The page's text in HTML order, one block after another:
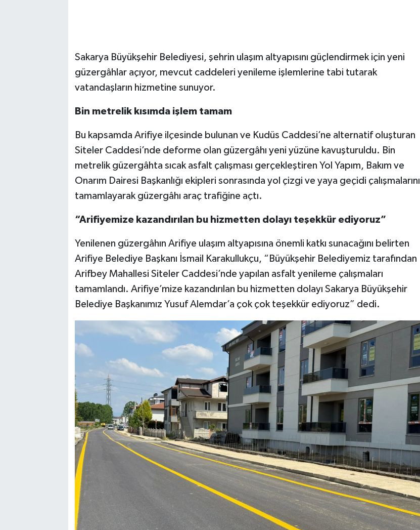
Sakarya Büyükşehir Belediyesi, şehrin ulaşım altyapısını güçlendirmek için yeni
güzergâhlar açıyor, mevcut caddeleri yenileme işlemlerine tabi tutarak
vatandaşların hizmetine sunuyor.
Bin metrelik kısımda işlem tamam
Bu kapsamda Arifiye ilçesinde bulunan ve Kudüs Caddesi’ne alternatif oluşturan
Siteler Caddesi’nde deforme olan güzergâhı yeni yüzüne kavuşturuldu. Bin
metrelik güzergâhta sıcak asfalt çalışması gerçekleştiren Yol Yapım, Bakım ve
Onarım Dairesi Başkanlığı ekipleri sonrasında yol çizgi ve yaya geçidi çalışmalarını
tamamlayarak güzergâhı araç trafiğine açtı.
“Arifiyemize kazandırılan bu hizmetten dolayı teşekkür ediyoruz”
Yenilenen güzergâhın Arifiye ulaşım altyapısına önemli katkı sunacağını belirten
Arifiye Belediye Başkanı İsmail Karakullukçu, “Büyükşehir Belediyemiz tarafından
Arifbey Mahallesi Siteler Caddesi’nde yapılan asfalt yenileme çalışmaları
tamamlandı. Arifiye’mize kazandırılan bu hizmetten dolayı Sakarya Büyükşehir
Belediye Başkanımız Yusuf Alemdar’a çok çok teşekkür ediyoruz” dedi.